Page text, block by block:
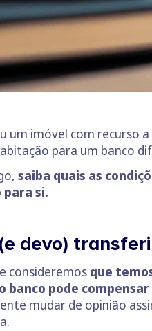
um imóvel com recurso
para um banco
saiba quais as
si.
devo)
consideremos que
banco pode
mudar de opinião